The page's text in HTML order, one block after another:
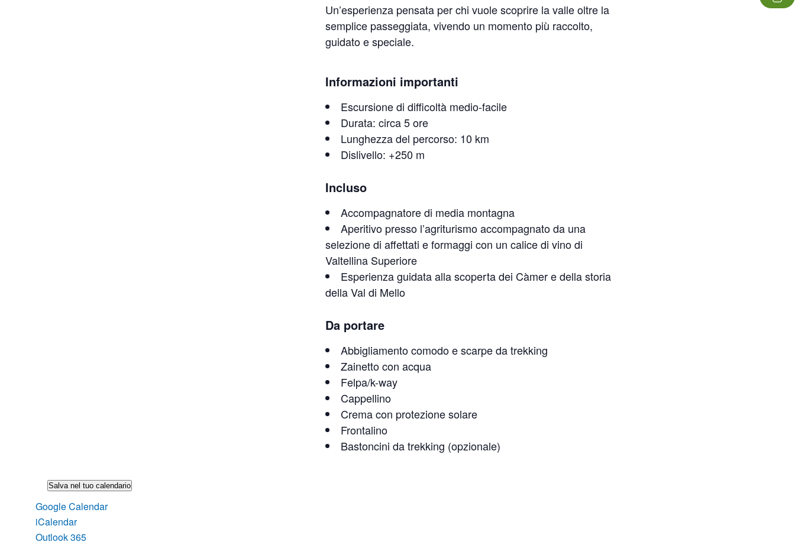
Un’esperienza pensata per chi vuole scoprire la valle oltre la
semplice passeggiata, vivendo un momento più raccolto,
guidato e speciale.
Informazioni importanti
Escursione di difficoltà medio-facile
Durata: circa 5 ore
Lunghezza del percorso: 10 km
Dislivello: +250 m
Incluso
Accompagnatore di media montagna
Aperitivo presso l’agriturismo accompagnato da una
selezione di affettati e formaggi con un calice di vino di
Valtellina Superiore
Esperienza guidata alla scoperta dei Càmer e della storia
della Val di Mello
Da portare
Abbigliamento comodo e scarpe da trekking
Zainetto con acqua
Felpa/k-way
Cappellino
Crema con protezione solare
Frontalino
Bastoncini da trekking (opzionale)
Salva nel tuo calendario
Google Calendar
iCalendar
Outlook 365